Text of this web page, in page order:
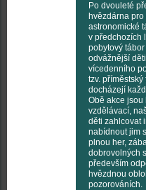
Po dvouleté
hvězdárna
astronomické
v předchozích
pobytový
odvážnější
vícedenního
tzv. příměstský
docházejí
Obě akce
vzdělávací,
děti zahlcovat
nabídnout jim
plnou her,
dobrovolných
především
hvězdnou
pozorováních.